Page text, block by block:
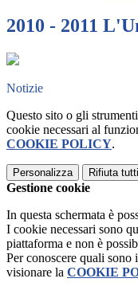
2010 - 2011
Notizie
Questo sito o gli
cookie necessari al
COOKIE POLICY.
Personalizza Rifiuta tutti
Gestione cookie
In questa schermata è
I cookie necessari sono
piattaforma e non è
Per conoscere quali sono
visionare la COOKIE